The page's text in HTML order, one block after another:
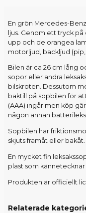
En grön Mercedes-
ljus. Genom ett tryck
upp och de orangea
motorljud, backljud
Bilen är ca 26 cm lång
sopor eller andra
bilskroten. Dessutom
baktill på sopbilen för
(AAA) ingår men köp
någon annan
Sopbilen har
skjuts framåt eller bakåt.
En mycket fin
plast som kännetecknar
Produkten är officiellt
Relaterade